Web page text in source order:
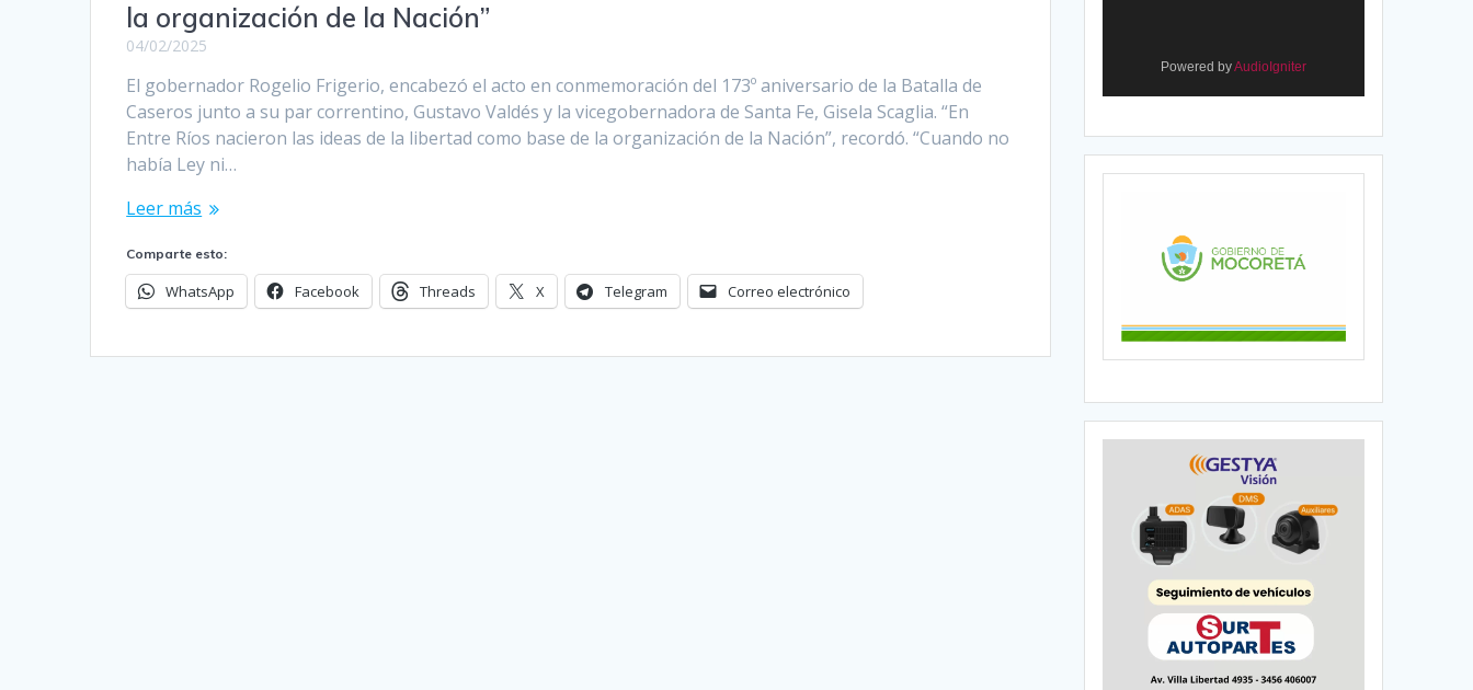
la organización de la Nación”
04/02/2025
El gobernador Rogelio Frigerio, encabezó el acto en conmemoración del 173º aniversario de la Batalla de
Caseros junto a su par correntino, Gustavo Valdés y la vicegobernadora de Santa Fe, Gisela Scaglia. “En
Entre Ríos nacieron las ideas de la libertad como base de la organización de la Nación”, recordó. “Cuando no
había Ley ni…
Leer más
Comparte esto:
WhatsApp Facebook Threads X Telegram Correo electrónico
Powered byAudioIgniter